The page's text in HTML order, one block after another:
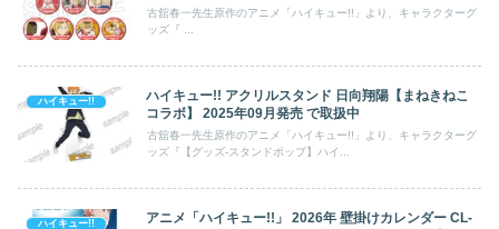
古舘春一先生原作のアニメ「ハイキュー!!」より、キャラクターグ
ハイキュー!!
ハイキュー!! アクリルスタンド 日向翔陽【まねきねこ
コラボ】 2025年09月発売 で取扱中
古舘春一先生原作のアニメ「ハイキュー!!」より、キャラクターグ
ッズ『【グッズ-スタンドポップ】ハイ...
ハイキュー!!
アニメ「ハイキュー!!」 2026年 壁掛けカレンダー CL-